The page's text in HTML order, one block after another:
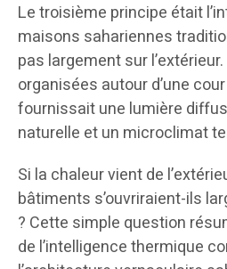
Le troisième principe était
maisons sahariennes
pas largement sur
organisées autour d’une
fournissait une lumière
naturelle et un microclimat
Si la chaleur vient de
bâtiments s’ouvriraient-ils
? Cette simple question
de l’intelligence thermique